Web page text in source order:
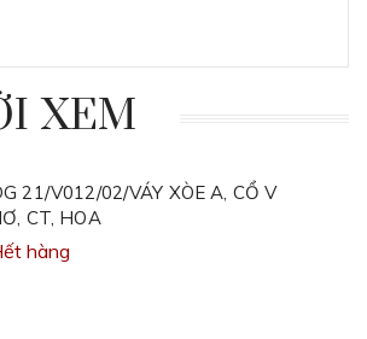
XEM
21/V012/02/VÁY XÒE A, CỔ V
CT, HOA
hàng